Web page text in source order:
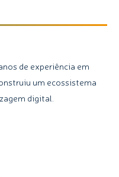
de experiência em
um ecossistema
digital.